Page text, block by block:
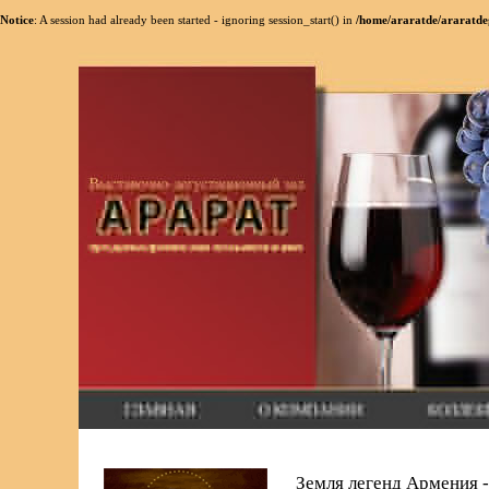
Notice: A session had already been started - ignoring session_start() in /home/araratde/
Земля легенд Армения